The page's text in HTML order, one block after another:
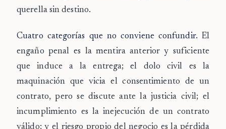
querella sin destino.
Cuatro categorías que no conviene confundir. El
engaño penal es la mentira anterior y suficiente
que induce a la entrega; el dolo civil es la
maquinación que vicia el consentimiento de un
contrato, pero se discute ante la justicia civil; el
incumplimiento es la inejecución de un contrato
válido; y el riesgo propio del negocio es la pérdida